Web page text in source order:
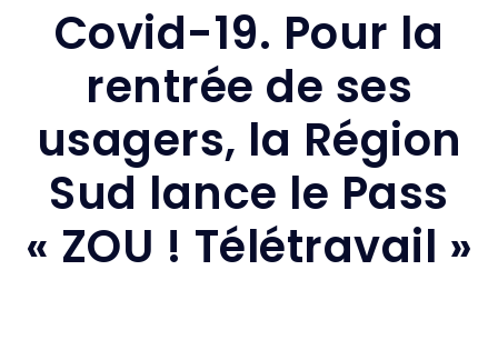
Covid-19. Pour la
rentrée de ses
usagers, la Région
Sud lance le Pass
« ZOU ! Télétravail »